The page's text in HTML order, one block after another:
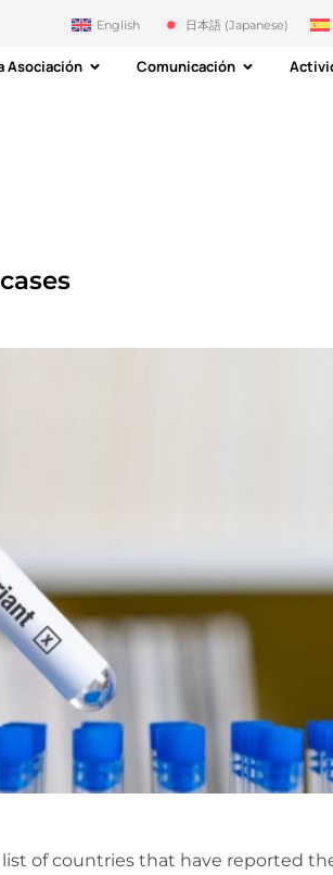
English 日本語 (Japanese)
Asociación Comunicación
of countries that have reported